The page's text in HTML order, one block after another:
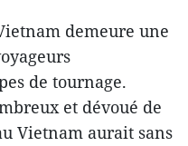
demeure une
de tournage.
et dévoué de
Vietnam aurait sans